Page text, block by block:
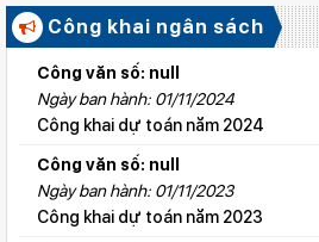
Ngày ban hành: 06/08/2026
Quyết định công nhận kiểm định
Tiểu học Lý Tự Trọng , xã Cư Jút.
Số ký hiệu: 2615/QĐ-SGDĐT
Ngày ban hành: 06/08/2026
Quyết định công nhận kiểm định
Tiểu học Nguyễn Bỉnh Khiêm, xã Đức
Số ký hiệu: 2647/QĐ-SGDĐT
Công khai ngân sách
Công văn số: null
Ngày ban hành: 01/11/2024
Công khai dự toán năm 2024
Công văn số: null
Ngày ban hành: 01/11/2023
Công khai dự toán năm 2023